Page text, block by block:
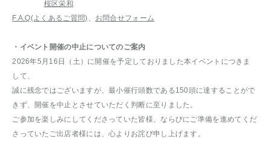
桜区栄和
F.A.Q(よくあるご質問)、 お問合せフォーム
・イベント開催の中止についてのご案内
2026年5月16日（土）に開催を予定しておりました本イベントにつきま
して、
誠に残念ではございますが、最小催行頭数である150頭に達することがで
きず、開催を中止とさせていただく判断に至りました。
ご参加を楽しみにしてくださっていた皆様、ならびにご準備を進めてくだ
さっていたご出店者様には、心よりお詫び申し上げます。